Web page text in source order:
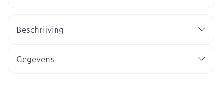
Beschrijving
Gegevens